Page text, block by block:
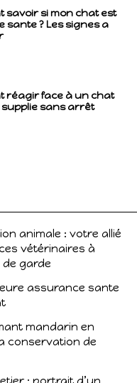
savoir si mon chat est
sante ? Les signes a
réagir face à un chat
supplie sans arrêt
animale : votre allié
vétérinaires à
de garde
assurance sante
mandarin en
conservation de